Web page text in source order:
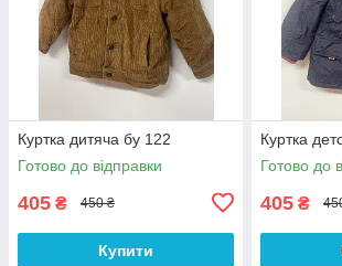
Куртка дитяча бу 122
Готово до відправки
405 ₴ 450 ₴
Купити
Куртка
Готово до
405 ₴